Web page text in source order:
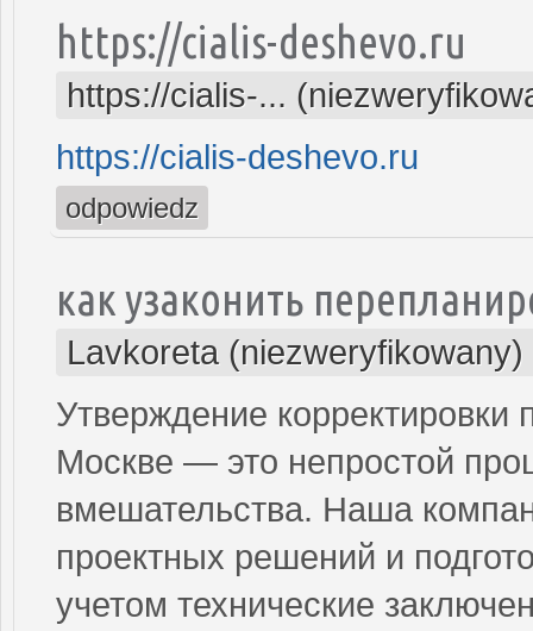
https://cialis-deshevo.ru
https://cialis-...
https://cialis-deshevo.ru
odpowiedz
как узаконить
Lavkoreta (niezweryfikowany)
Утверждение
Москве — это непростой
вмешательства. Наша
проектных решений и
учетом технические